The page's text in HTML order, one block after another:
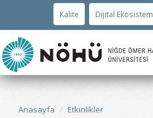
Kalite Dijital Ekosistem
Anasayfa
Etkinlikler